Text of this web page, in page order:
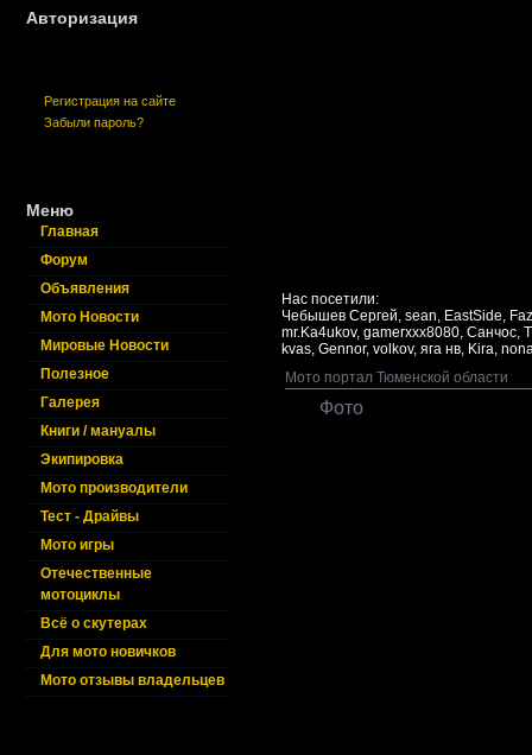
Авторизация
Регистрация на сайте
Забыли пароль?
Меню
Главная
Форум
Объявления
Мото Новости
Мировые Новости
Полезное
Галерея
Книги / мануалы
Экипировка
Мото производители
Тест - Драйвы
Мото игры
Отечественные
мотоциклы
Всё о скутерах
Для мото новичков
Мото отзывы владельцев
Нас посетили:
Чебышев Сергей,sean, EastSide,
mr.Ka4ukov,gamerxxx8080,Cанчос,
kvas,Gennor,volkov,яга нв, Kira,
Мото портал Тюменской области
Фото